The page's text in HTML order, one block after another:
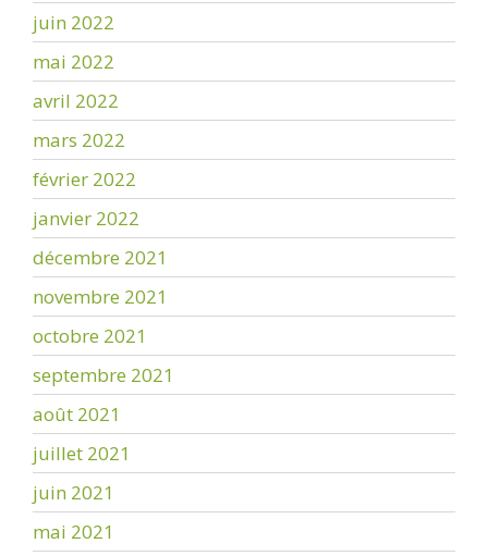
juin 2022
mai 2022
avril 2022
mars 2022
février 2022
janvier 2022
décembre 2021
novembre 2021
octobre 2021
septembre 2021
août 2021
juillet 2021
juin 2021
mai 2021